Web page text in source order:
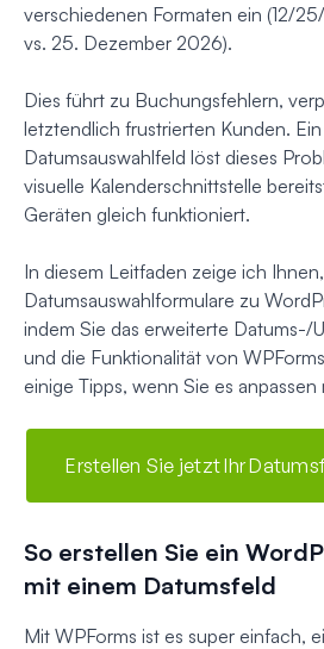
verschiedenen Formaten ein (12/
vs. 25. Dezember 2026).
Dies führt zu Buchungsfehlern,
letztendlich frustrierten Kunden.
Datumsauswahlfeld löst dieses
visuelle Kalenderschnittstelle
Geräten gleich funktioniert.
In diesem Leitfaden zeige ich
Datumsauswahlformulare zu
indem Sie das erweiterte Datums-/
und die Funktionalität von
einige Tipps, wenn Sie es
Erstellen Sie jetzt Ihr
So erstellen Sie ein
mit einem Datumsfeld
Mit WPForms ist es super einfach,